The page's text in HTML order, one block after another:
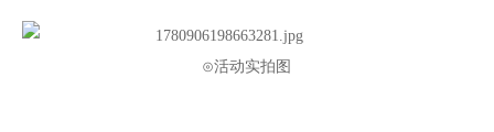
⊙活动实拍图